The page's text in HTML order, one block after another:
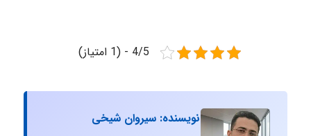
4/5 - (1 امتیاز)
نویسنده: سیروان شیخی